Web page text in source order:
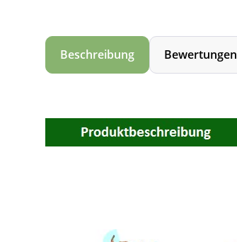
Beschreibung Bewertungen